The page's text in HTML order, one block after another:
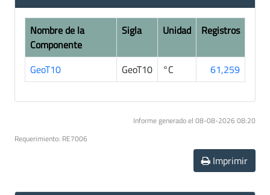
Nombre de la
Componente
Sigla Unidad Registros
GeoT10 GeoT10 °C 61,259
Informe generado el 08-08-2026 08:20
Requerimiento: RE7006
Imprimir